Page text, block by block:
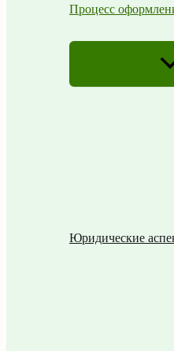
Процесс
Юридические